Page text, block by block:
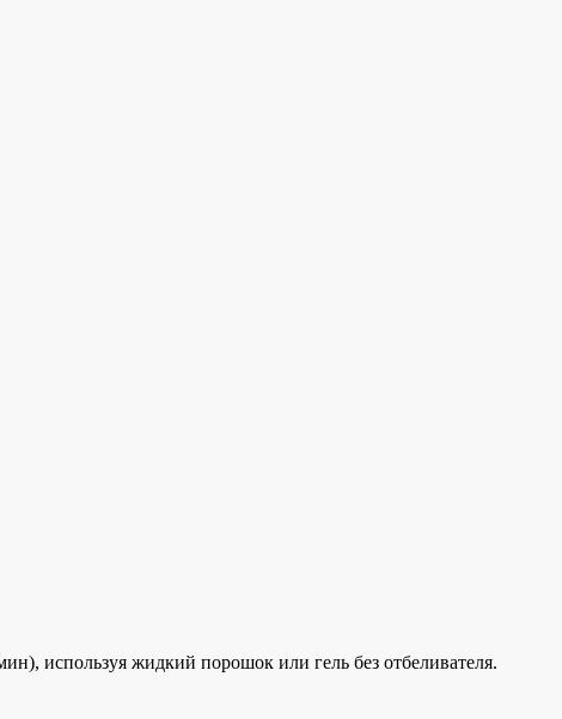
используя жидкий порошок или гель без отбеливателя.